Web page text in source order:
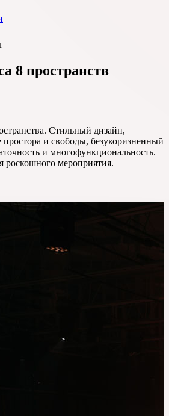
8 пространств
Стильный дизайн,
и свободы, безукоризненный
и многофункциональность.
роскошного мероприятия.